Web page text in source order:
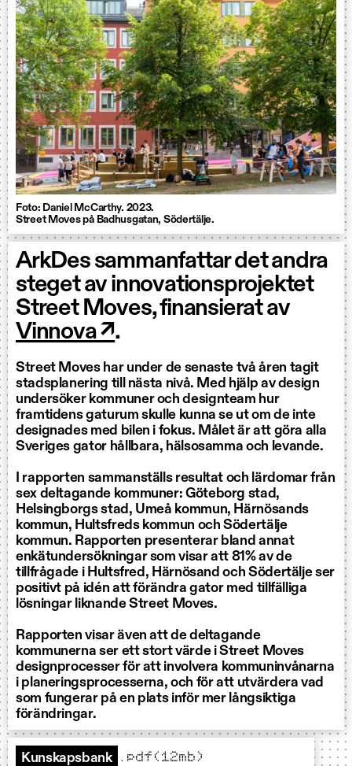
Foto: Daniel McCarthy. 2023.
Street Moves på Badhusgatan, Södertälje.
ArkDes sammanfattar det andra
steget av innovationsprojektet
Street Moves, finansierat av
Vinnova ↗.
Street Moves har under de senaste två åren tagit
stadsplanering till nästa nivå. Med hjälp av design
undersöker kommuner och designteam hur
framtidens gaturum skulle kunna se ut om de inte
designades med bilen i fokus. Målet är att göra alla
Sveriges gator hållbara, hälsosamma och levande.
I rapporten sammanställs resultat och lärdomar från
sex deltagande kommuner: Göteborg stad,
Helsingborgs stad, Umeå kommun, Härnösands
kommun, Hultsfreds kommun och Södertälje
kommun. Rapporten presenterar bland annat
enkätundersökningar som visar att 81% av de
tillfrågade i Hultsfred, Härnösand och Södertälje ser
positivt på idén att förändra gator med tillfälliga
lösningar liknande Street Moves.
Rapporten visar även att de deltagande
kommunerna ser ett stort värde i Street Moves
designprocesser för att involvera kommuninvånarna
i planeringsprocesserna, och för att utvärdera vad
som fungerar på en plats inför mer långsiktiga
förändringar.
Kunskapsbank .pdf(12mb)